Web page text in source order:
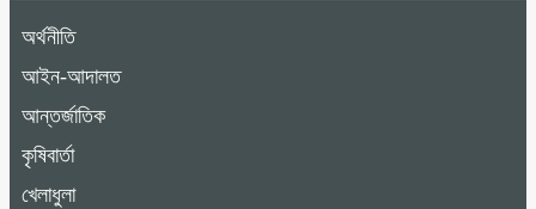
অর্থনীতি
আইন-আদালত
আন্তর্জাতিক
কৃষিবার্তা
খেলাধুলা